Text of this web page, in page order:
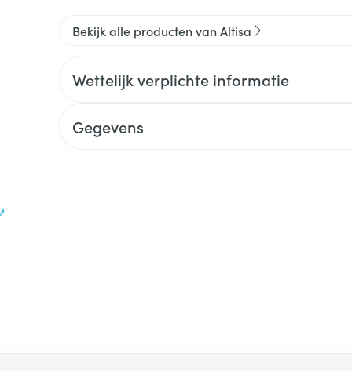
Bekijk alle producten van Altisa
Wettelijk verplichte informatie
Gegevens